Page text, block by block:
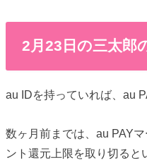
2月23日の三太郎
au IDを持っていれば、au
数ヶ月前までは、au PAY
ント還元上限を取り切ると